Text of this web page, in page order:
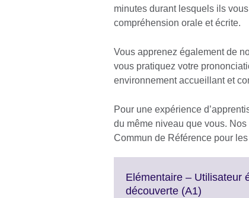
minutes durant lesquels ils
compréhension orale et écrite.
Vous apprenez également de
vous pratiquez votre
environnement accueillant et
Pour une expérience
du même niveau que vous.
Commun de Référence pour
Elémentaire – Utilisateur
découverte (A1)